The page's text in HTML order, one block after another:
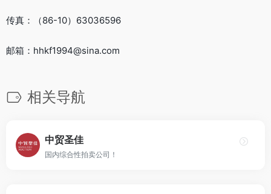
传真：（86-10）63036596
邮箱：hhkf1994@sina.com
相关导航
中贸圣佳
国内综合性拍卖公司！